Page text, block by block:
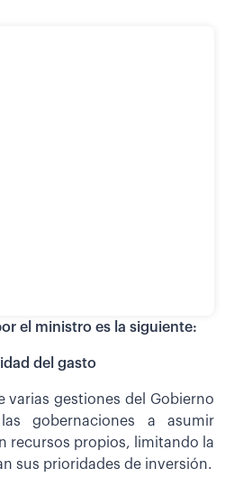
el ministro es la siguiente:
del gasto
varias gestiones del Gobierno
gobernaciones a asumir
recursos propios, limitando la
sus prioridades de inversión.